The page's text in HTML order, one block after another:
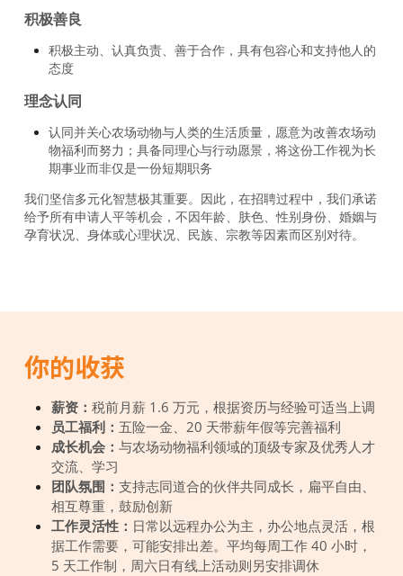
积极善良
积极主动、认真负责、善于合作，具有包容心和支持他人的
态度
理念认同
认同并关心农场动物与人类的生活质量，愿意为改善农场动
物福利而努力；具备同理心与行动愿景，将这份工作视为长
期事业而非仅是一份短期职务
我们坚信多元化智慧极其重要。因此，在招聘过程中，我们承诺
给予所有申请人平等机会，不因年龄、肤色、性别身份、婚姻与
孕育状况、身体或心理状况、民族、宗教等因素而区别对待。
你的收获
薪资： 税前月薪 1.6 万元，根据资历与经验可适当上调
员工福利： 五险一金、20 天带薪年假等完善福利
成长机会： 与农场动物福利领域的顶级专家及优秀人才
交流、学习
团队氛围： 支持志同道合的伙伴共同成长，扁平自由、
相互尊重，鼓励创新
工作灵活性： 日常以远程办公为主，办公地点灵活，根
据工作需要，可能安排出差。平均每周工作 40 小时，
5 天工作制，周六日有线上活动则另安排调休